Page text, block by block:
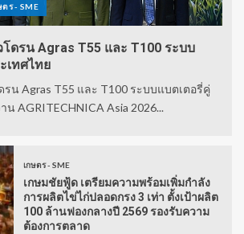
ตร - SME
โดรน Agras T55 และ T100 ระบบ
เทศไทย
รน Agras T55 และ T100 ระบบแบตเตอรี่คู่
AGRITECHNICA Asia 2026...
เกษตร - SME
เกษมชัยฟู้ด เตรียมความพร้อมเพิ่มกำลัง
การผลิตไข่ไก่ปลอดกรง 3 เท่า ตั้งเป้าผลิต
100 ล้านฟองกลางปี 2569 รองรับความ
ต้องการตลาด